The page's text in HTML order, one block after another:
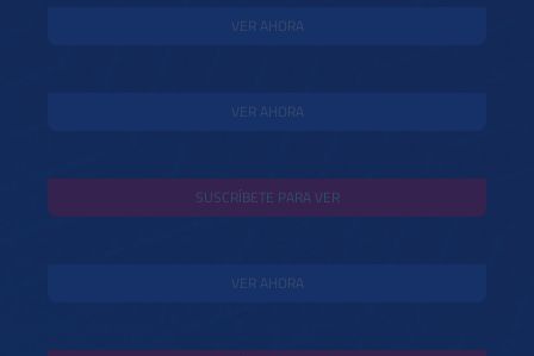
VER AHORA
VER AHORA
SUSCRÍBETE PARA VER
VER AHORA